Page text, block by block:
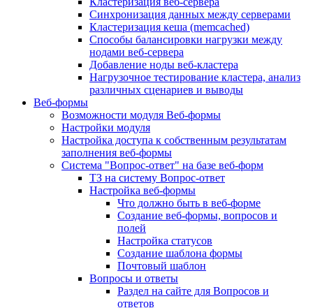
Синхронизация данных между серверами
Кластеризация кеша (memcached)
Способы балансировки нагрузки между
нодами веб-сервера
Добавление ноды веб-кластера
Нагрузочное тестирование кластера, анализ
различных сценариев и выводы
Веб-формы
Возможности модуля Веб-формы
Настройки модуля
Настройка доступа к собственным результатам
заполнения веб-формы
Система "Вопрос-ответ" на базе веб-форм
ТЗ на систему Вопрос-ответ
Настройка веб-формы
Что должно быть в веб-форме
Создание веб-формы, вопросов и
полей
Настройка статусов
Создание шаблона формы
Почтовый шаблон
Вопросы и ответы
Раздел на сайте для Вопросов и
ответов